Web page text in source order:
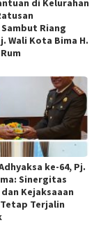
di Kelurahan
Riang
Wali Kota Bima H.
ke-64, Pj.
Sinergitas
Kejaksaaan
Terjalin